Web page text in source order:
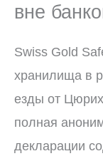
вне
Swiss Gold
хранилища в
езды от
полная
декларации